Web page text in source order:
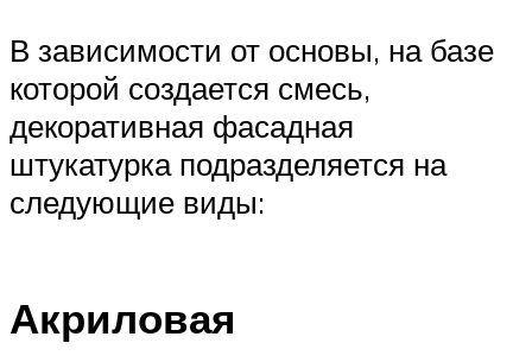
В зависимости от основы, на базе
которой создается смесь,
декоративная фасадная
штукатурка подразделяется на
следующие виды:
Акриловая